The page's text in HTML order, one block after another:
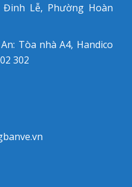
Lễ, Phường Hoàn
Tòa nhà A4, Handico
302